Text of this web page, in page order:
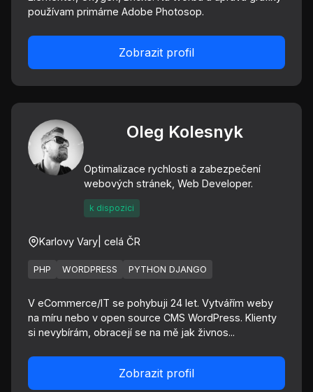
používam primárne Adobe Photosop.
Zobrazit profil
Oleg Kolesnyk
Optimalizace rychlosti a zabezpečení
webových stránek, Web Developer.
k dispozici
Karlovy Vary | celá ČR
PHP WORDPRESS PYTHON DJANGO
V eCommerce/IT se pohybuji 24 let. Vytvářím weby
na míru nebo v open source CMS WordPress. Klienty
si nevybírám, obracejí se na mě jak živnos...
Zobrazit profil